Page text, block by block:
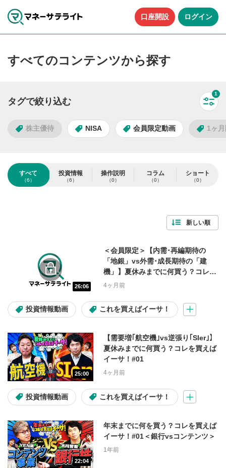
口座開設 ログイン
すべてのコンテンツから探す
タグで絞り込む
す
1
株主優待 NISA 会員限定動画 1ヶ
タグで絞り込む
1ヶ月限定無料公開中！ テスタ
操作説明動画 入金・出金
コラム
コンテンツの種類
ショート動画
すべて解除
すべて
（6）
投資情報
（6）
操作説明
（0）
コラム
（0）
ショート
（0）
新しい順
26:06
＜会員限定＞【内需･再編期待の
「地銀」vs外需･成長期待の「建
機」】夏休みまでに何買う？コレを
買えばイーサ！#02
4ヶ月前
投資情報動画 これを買えばイーサ！
25:00
【需要増｢航空機｣vs逆張り｢SIer｣】
夏休みまでに何買う？コレを買えば
イーサ！#01
4ヶ月前
投資情報動画 これを買えばイーサ！
22:04
年末までに何を買う？コレを買えば
イーサ！#01＜銀行vsコンテンツ＞
1年前